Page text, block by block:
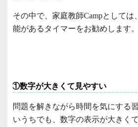
その中で、家庭教師Campとしては
能があるタイマーをお勧めします。
①数字が大きくて見やすい
問題を解きながら時間を気にする
いうちでも、数字の表示が大きく